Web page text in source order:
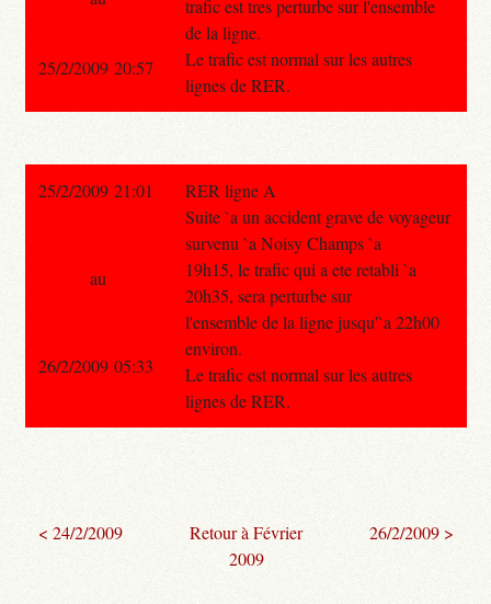
trafic est tres perturbe sur l'ensemble
de la ligne.
Le trafic est normal sur les autres
lignes de RER.
25/2/2009 20:57
25/2/2009 21:01
RER ligne A
Suite `a un accident grave de voyageur
survenu `a Noisy Champs `a
19h15, le trafic qui a ete retabli `a
20h35, sera perturbe sur
l'ensemble de la ligne jusqu'`a 22h00
environ.
Le trafic est normal sur les autres
lignes de RER.
au
26/2/2009 05:33
< 24/2/2009
Retour à Février
2009
26/2/2009 >